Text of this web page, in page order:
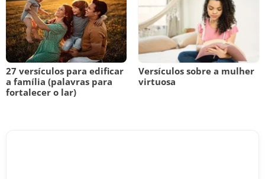
27 versículos para edificar
a família (palavras para
fortalecer o lar)
Versículos sobre a mulher
virtuosa